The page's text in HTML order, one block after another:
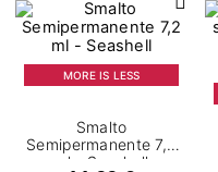
MORE IS LESS
Smalto
Semipermanente 7,2
ml - Seashell